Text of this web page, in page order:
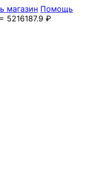
магазин Помощь
5216187.9 ₽